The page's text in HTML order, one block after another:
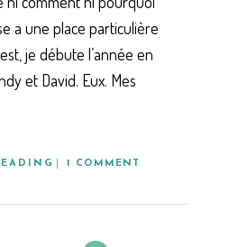
a une place particulière
je débute l’année en
et David. Eux. Mes
1 COMMENT